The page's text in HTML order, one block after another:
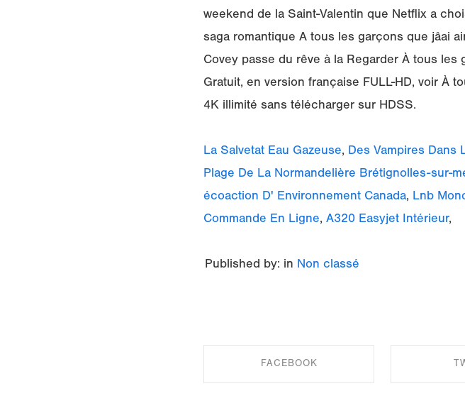
weekend de la Saint-Valentin que Netflix a
saga romantique A tous les garçons que jâai
Covey passe du rêve à la Regarder À tous les
Gratuit, en version française FULL-HD, voir À
4K illimité sans télécharger sur HDSS.
La Salvetat Eau Gazeuse, Des Vampires Dans
Plage De La Normandelière Brétignolles-sur-
écoaction D' Environnement Canada, Lnb
Commande En Ligne, A320 Easyjet Intérieur,
Published by: in Non classé
FACEBOOK